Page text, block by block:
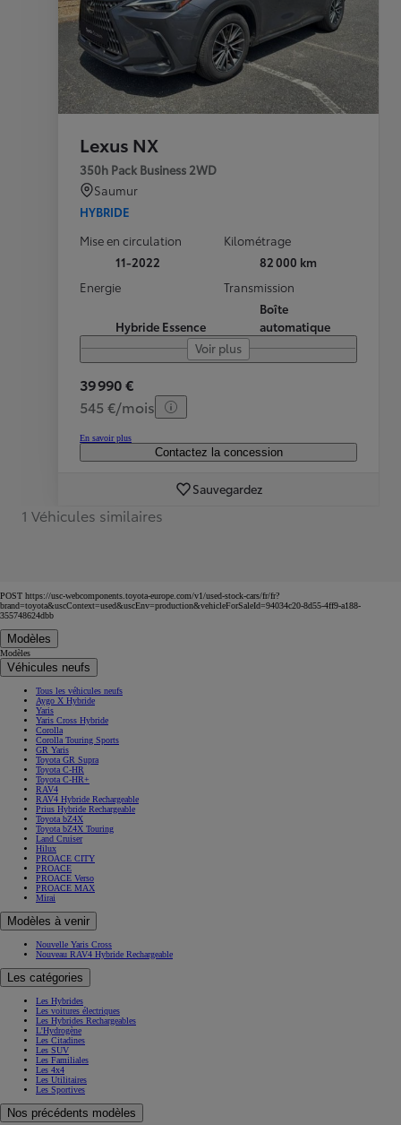
Lexus NX
350h Pack Business 2WD
Saumur
HYBRIDE
Mise en circulation
11-2022
Kilométrage
82 000 km
Energie
Hybride Essence
Transmission
Boîte
automatique
Voir plus
39 990 €
545 €/mois
En savoir plus
Contactez la concession
Sauvegardez
1 Véhicules similaires
POST https://usc-webcomponents.toyota-europe.com/v1/used-stock-cars/fr/fr?
brand=toyota&uscContext=used&uscEnv=production&vehicleForSaleId=94034c20-8d55-4ff9-a188-
355748624dbb
Modèles
Modèles
Véhicules neufs
Tous les véhicules neufs
Aygo X Hybride
Yaris
Yaris Cross Hybride
Corolla
Corolla Touring Sports
GR Yaris
Toyota GR Supra
Toyota C-HR
Toyota C-HR+
RAV4
RAV4 Hybride Rechargeable
Prius Hybride Rechargeable
Toyota bZ4X
Toyota bZ4X Touring
Land Cruiser
Hilux
PROACE CITY
PROACE
PROACE Verso
PROACE MAX
Mirai
Modèles à venir
Nouvelle Yaris Cross
Nouveau RAV4 Hybride Rechargeable
Les catégories
Les Hybrides
Les voitures électriques
Les Hybrides Rechargeables
L'Hydrogène
Les Citadines
Les SUV
Les Familiales
Les 4x4
Les Utilitaires
Les Sportives
Nos précédents modèles